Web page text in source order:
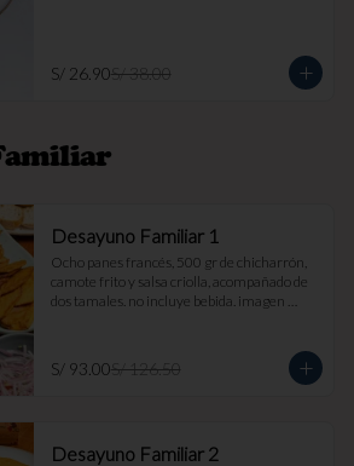
S/ 26.90S/ 38.00
Desayuno Familiar 1
Ocho panes francés, 500 gr de chicharrón,
camote frito y salsa criolla, acompañado de
dos tamales. no incluye bebida. imagen
S/ 93.00S/ 126.50
Desayuno Familiar 2